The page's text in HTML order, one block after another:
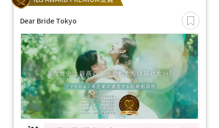
Dear Bride Tokyo